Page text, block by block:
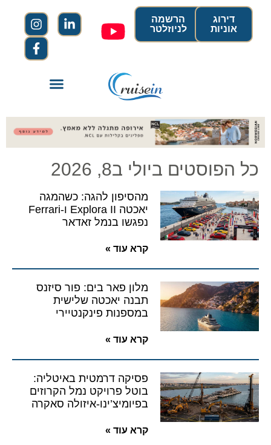
הרשמה
לניוזלטר
דירוג
אוניות
כל הפוסטים ביולי ב8, 2026
מהסיפון להגה: כשהמגה
יאכטה Explora II ו-Ferrari
נפגשו בנמל זאדאר
קרא עוד »
מלון פאר בים: פור סיזנס
תבנה יאכטה שלישית
במספנות פינקנטיירי
קרא עוד »
פסיקה דרמטית באיטליה:
בוטל פרויקט נמל הקרוזים
בפיומיצ’ינו-איזולה סאקרה
קרא עוד »